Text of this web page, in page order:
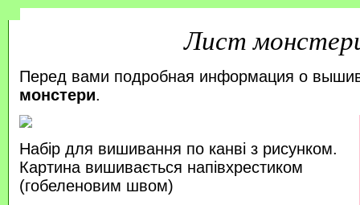
Лист
Перед вами подробная информация о
монстери.
Набір для вишивання по канві з рисунком.
Картина вишивається напівхрестиком
(гобеленовим швом)